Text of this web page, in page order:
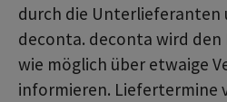
durch die Unterlieferanten
deconta. deconta wird den
wie möglich über etwaige
informieren. Liefertermine